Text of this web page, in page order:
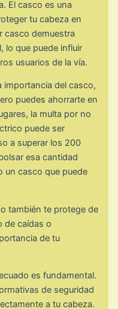
El casco es una
tu cabeza en
casco demuestra
lo que puede influir
usuarios de la vía.
importancia del casco,
puedes ahorrarte en
la multa por no
puede ser
a superar los 200
esa cantidad
un casco que puede
también te protege de
de caídas o
de tu
es fundamental.
de seguridad
a tu cabeza.